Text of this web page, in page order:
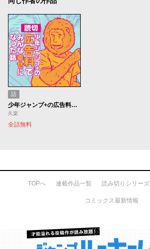
話
少年ジャンプ+の広告料でみんな幸せになった話
久楽
全話無料
TOPへ 連載作品一覧 読み切りシリーズ
コミックス最新情報